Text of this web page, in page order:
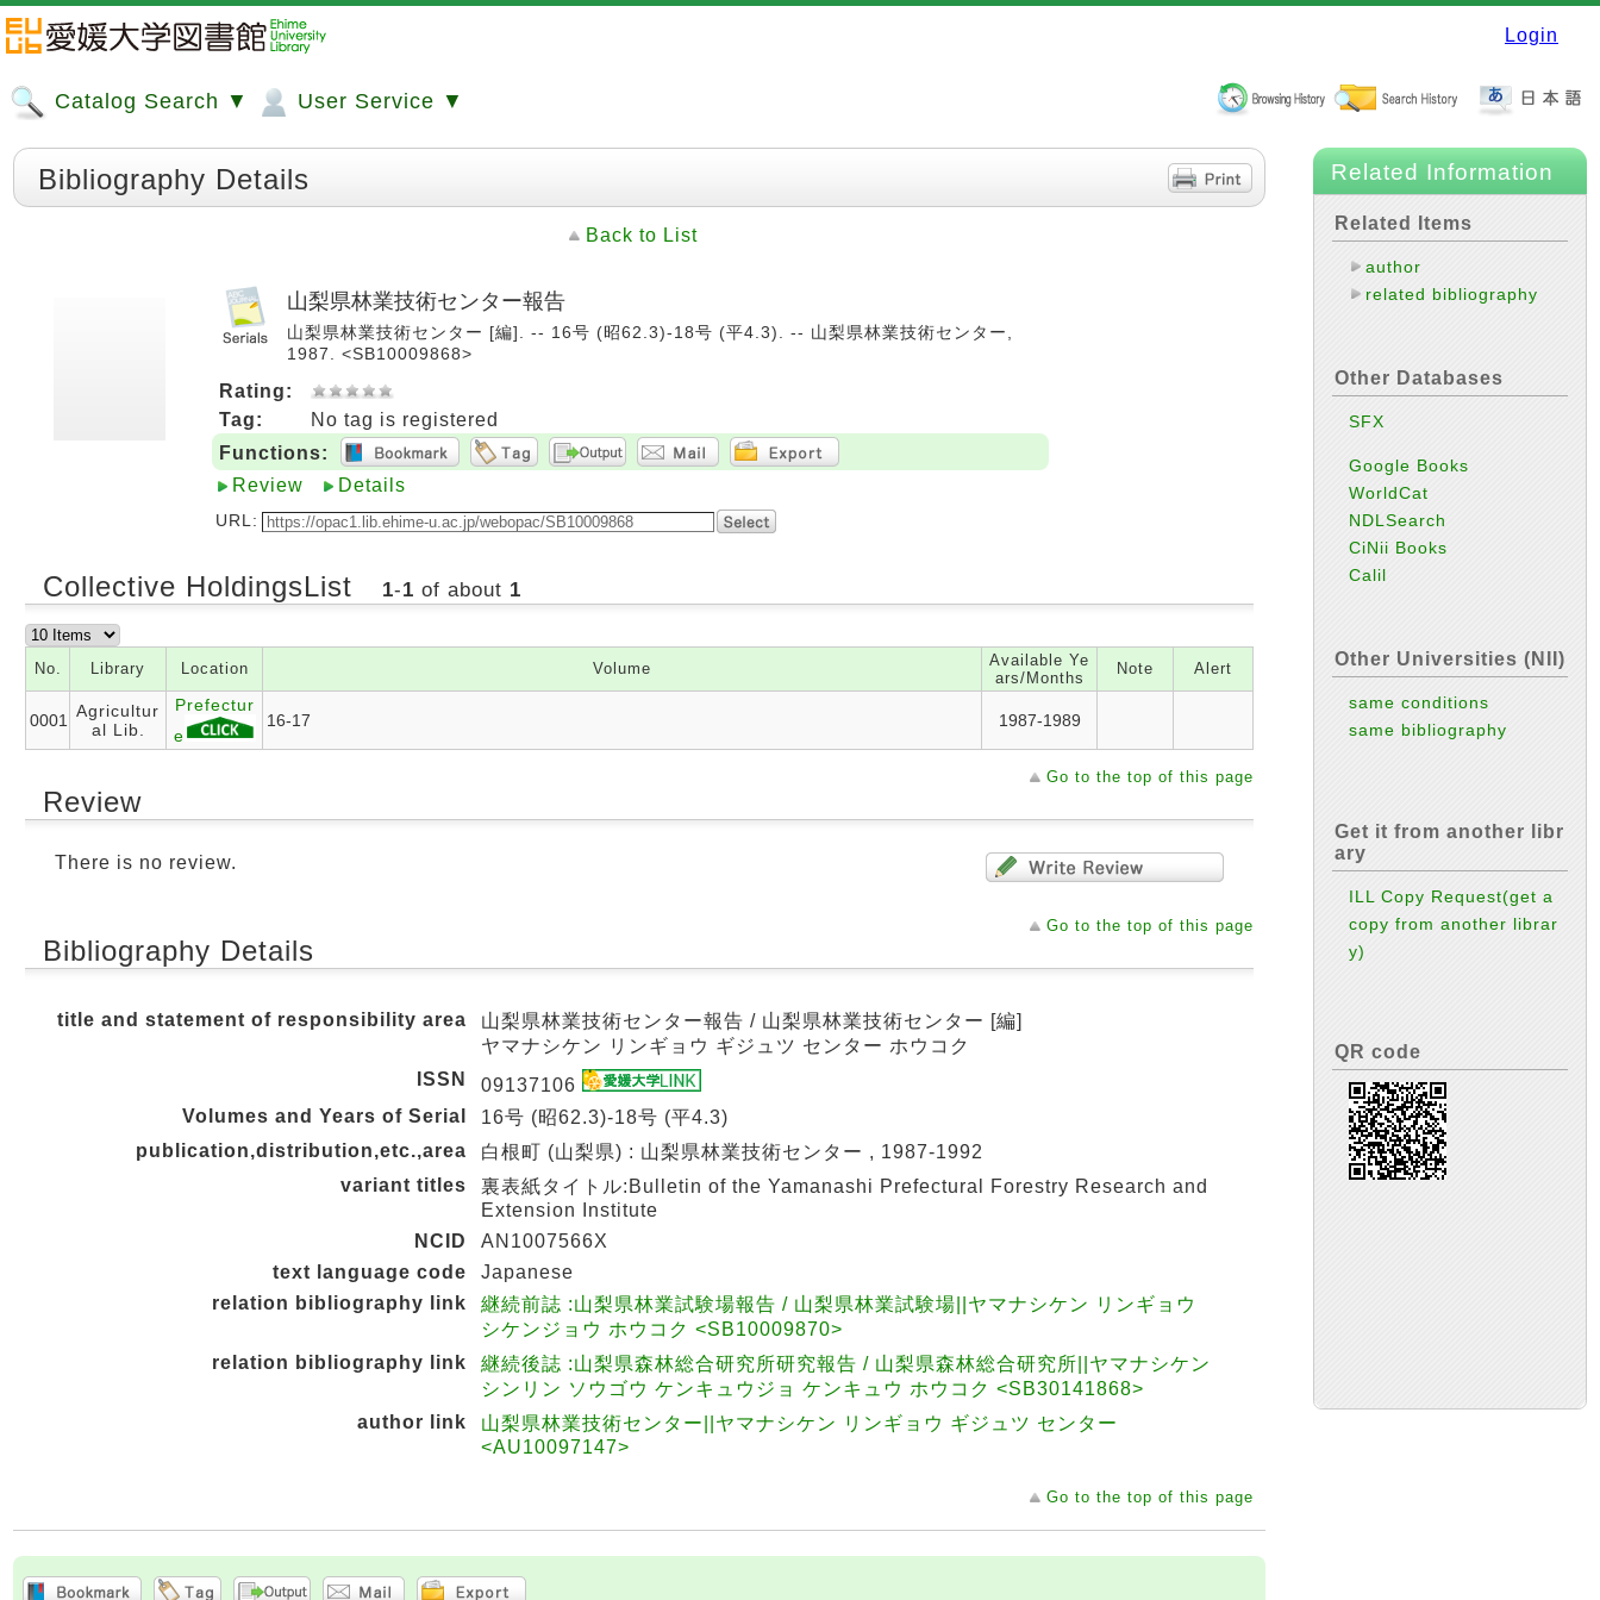
Login
Catalog Search ▼ User Service ▼
Bibliography Details
Back to List
山梨県林業技術センター報告
山梨県林業技術センター [編]. -- 16号 (昭62.3)-18号 (平4.3). -- 山梨県林業技術センター,
1987. <SB10009868>
Rating:
Tag:
No tag is registered
Functions:
Review
Details
URL:
Collective HoldingsList 1-1 of about 1
No. Library Location Volume
Available Ye
ars/Months
Note Alert
0001
Agricultur
al Lib.
Prefectur
e
16-17 1987-1989
Go to the top of this page
Review
There is no review.
Go to the top of this page
Bibliography Details
title and statement of responsibility area
山梨県林業技術センター報告 / 山梨県林業技術センター [編]
ヤマナシケン リンギョウ ギジュツ センター ホウコク
ISSN
09137106
Volumes and Years of Serial
16号 (昭62.3)-18号 (平4.3)
publication,distribution,etc.,area
白根町 (山梨県) : 山梨県林業技術センター , 1987-1992
variant titles
裏表紙タイトル:Bulletin of the Yamanashi Prefectural Forestry Research and
Extension Institute
NCID
AN1007566X
text language code
Japanese
relation bibliography link
継続前誌 :山梨県林業試験場報告 / 山梨県林業試験場||ヤマナシケン リンギョウ
シケンジョウ ホウコク <SB10009870>
relation bibliography link
継続後誌 :山梨県森林総合研究所研究報告 / 山梨県森林総合研究所||ヤマナシケン
シンリン ソウゴウ ケンキュウジョ ケンキュウ ホウコク <SB30141868>
author link
山梨県林業技術センター||ヤマナシケン リンギョウ ギジュツ センター
<AU10097147>
Go to the top of this page
Related Information
Related Items
author
related bibliography
Other Databases
SFX
Google Books
WorldCat
NDLSearch
CiNii Books
Calil
Other Universities (NII)
same conditions
same bibliography
Get it from another libr
ary
ILL Copy Request(get a
copy from another librar
y)
QR code